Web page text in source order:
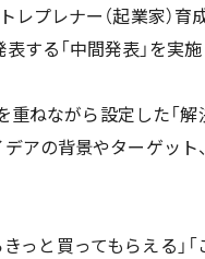
プレナー（起業家）育
する「中間発表」を実施
ねながら設定した「
アの背景やターゲッ
っと買ってもらえる」